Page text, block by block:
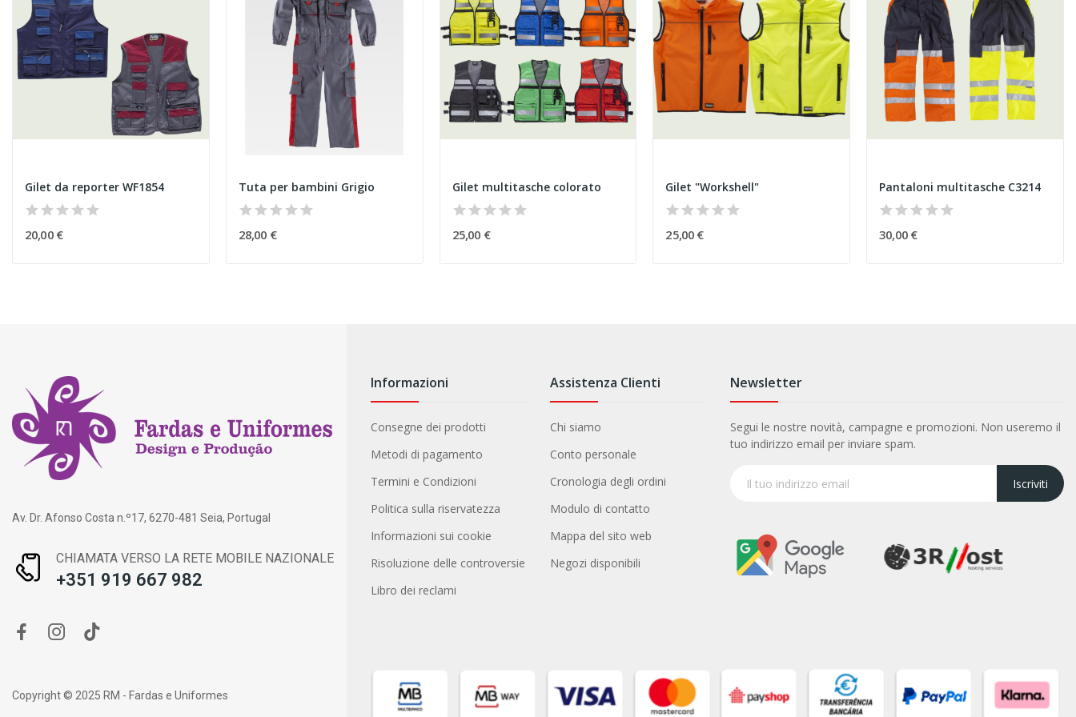
Gilet da reporter WF1854
20,00 €
Tuta per bambini Grigio
28,00 €
Gilet multitasche colorato
25,00 €
Gilet "Workshell"
25,00 €
Pantaloni multitasche C3214
30,00 €
Av. Dr. Afonso Costa n.º17, 6270-481 Seia, Portugal
CHIAMATA VERSO LA RETE MOBILE NAZIONALE
+351 919 667 982
Informazioni
Consegne dei prodotti
Metodi di pagamento
Termini e Condizioni
Politica sulla riservatezza
Informazioni sui cookie
Risoluzione delle controversie
Libro dei reclami
Assistenza Clienti
Chi siamo
Conto personale
Cronologia degli ordini
Modulo di contatto
Mappa del sito web
Negozi disponibili
Newsletter
Segui le nostre novità, campagne e promozioni. Non useremo il
tuo indirizzo email per inviare spam.
Iscriviti
Copyright © 2025 RM - Fardas e Uniformes